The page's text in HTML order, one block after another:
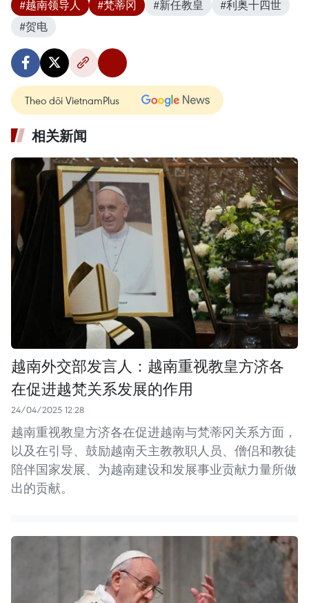
#越南领导人 #梵蒂冈 #新任教皇
#利奥十四世
#贺电
Theo dõi VietnamPlus
相关新闻
越南外交部发言人：越南重视教皇方济各
在促进越梵关系发展的作用
24/04/2025 12:28
越南重视教皇方济各在促进越南与梵蒂冈关系方面，
以及在引导、鼓励越南天主教教职人员、僧侣和教徒
陪伴国家发展、为越南建设和发展事业贡献力量所做
出的贡献。